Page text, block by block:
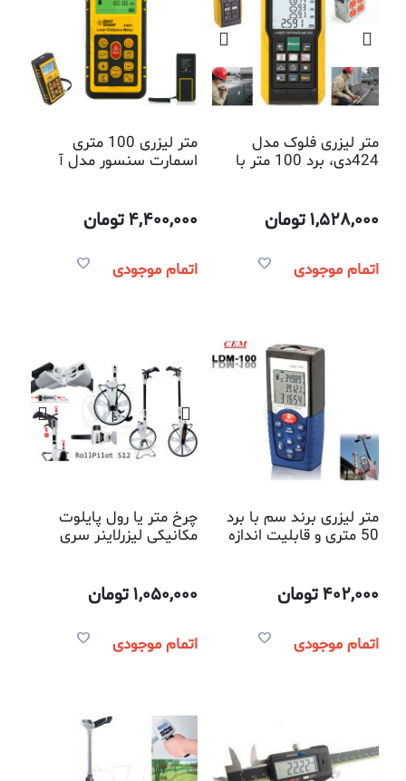
متر لیزری فلوک مدل
424دی، برد 100 متر با
1,528,000تومان
اتمام موجودی
متر لیزری 100 متری
اسمارت سنسور مدل آ
از اهداف و موانع بوسیله
4,400,000تومان
اتمام موجودی
متر لیزری برند سم با برد
50 متری و قابلیت اندازه
402,000تومان
اتمام موجودی
چرخ متر یا رول پایلوت
مکانیکی لیزرلاینر سری
1,050,000تومان
اتمام موجودی